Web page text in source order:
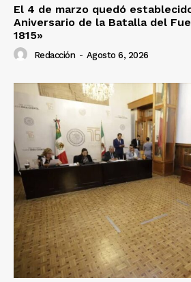
El 4 de marzo quedó
Aniversario de la Batalla del
1815»
Redacción - Agosto 6, 2026